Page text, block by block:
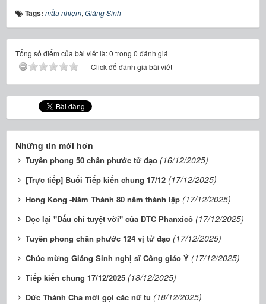
Tags: mầu nhiệm, Giáng Sinh
Tổng số điểm của bài viết là: 0 trong 0 đánh giá
Click để đánh giá bài viết
Những tin mới hơn
Tuyên phong 50 chân phước tử đạo (16/12/2025)
[Trực tiếp] Buổi Tiếp kiến chung 17/12 (17/12/2025)
Hong Kong -Năm Thánh 80 năm thành lập (17/12/2025)
Đọc lại "Dấu chỉ tuyệt vời" của ĐTC Phanxicô (17/12/2025)
Tuyên phong chân phước 124 vị tử đạo (17/12/2025)
Chúc mừng Giáng Sinh nghị sĩ Công giáo Ý (17/12/2025)
Tiếp kiến chung 17/12/2025 (18/12/2025)
Đức Thánh Cha mời gọi các nữ tu (18/12/2025)